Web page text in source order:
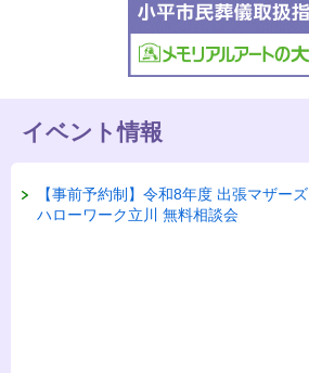
イベント情報
【事前予約制】令和8年度 出張マザーズ
ハローワーク立川 無料相談会